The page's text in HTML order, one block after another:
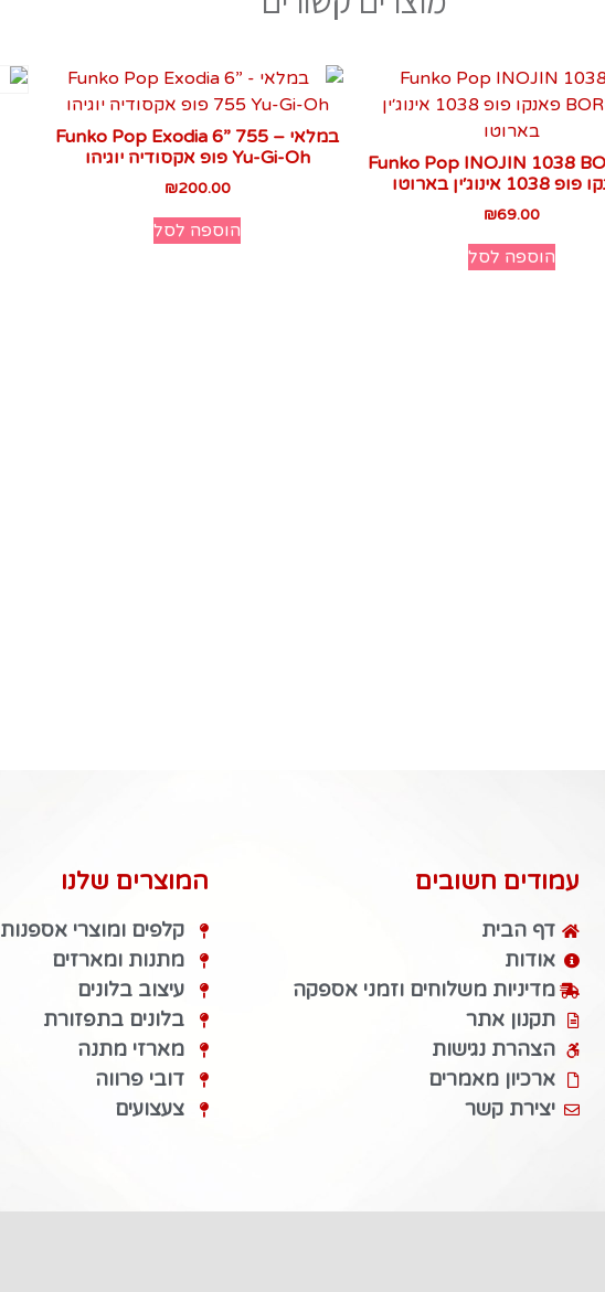
Funko Pop INOJIN 1038
אינוג׳ין בארוטו
₪69.00
הוספה לסל
במלאי – Funko Pop Exodia 6” 755
Yu-Gi-Oh פופ אקסודיה יוגיהו
₪200.00
הוספה לסל
עמודים חשובים
דף הבית
אודות
מדיניות משלוחים וזמני אספקה
תקנון אתר
הצהרת נגישות
ארכיון מאמרים
יצירת קשר
המוצרים שלנו
קלפים ומוצרי אספנות
מתנות ומארזים
עיצוב בלונים
בלונים בתפזורת
מארזי מתנה
דובי פרווה
צעצועים